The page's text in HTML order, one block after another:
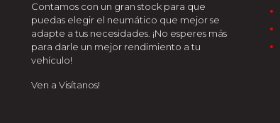
Contamos con un gran stock para que
puedas elegir el neumático que mejor se
adapte a tus necesidades. ¡No esperes más
para darle un mejor rendimiento a tu
vehículo!
Ven a Visítanos!